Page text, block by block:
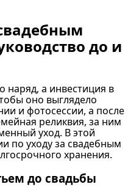
до и
наряд, а инвестиция в
оно выглядело
и фотосессии, а после
реликвия, за ним
уход. В этой
по уходу за свадебным
хранения.
до свадьбы